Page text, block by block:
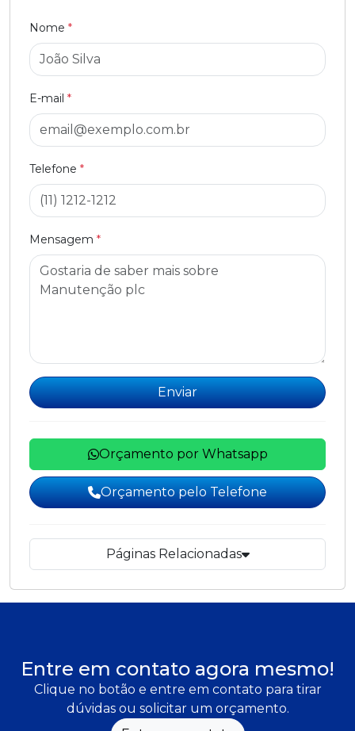
Nome *
E-mail *
Telefone *
Mensagem *
Enviar
Orçamento por Whatsapp
Orçamento pelo Telefone
Páginas Relacionadas
Entre em contato agora mesmo!
Clique no botão e entre em contato para tirar
dúvidas ou solicitar um orçamento.